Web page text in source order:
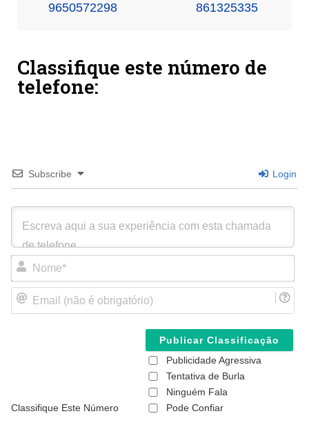
9650572298 861325335
Classifique este número de
telefone:
Subscribe Login
N
m
a
Classifique Este Número
Publicidade Agressiva
Tentativa de Burla
Ninguém Fala
Pode Confiar